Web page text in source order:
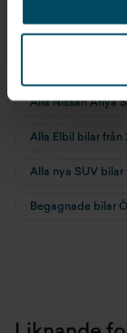
Alla Nissan med
Alla Nissan Ariya
Alla Elbil bilar från
Alla nya SUV bilar
Begagnade bilar